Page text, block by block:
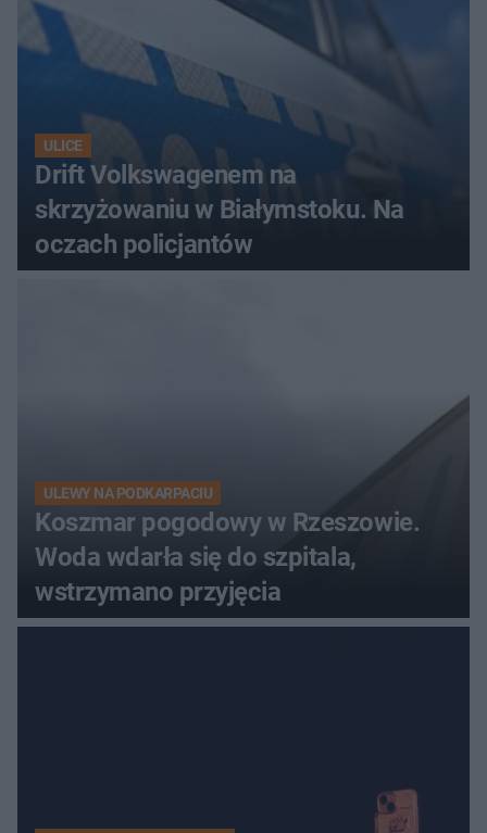
ULICE
Drift Volkswagenem na
skrzyżowaniu w Białymstoku. Na
oczach policjantów
ULEWY NA PODKARPACIU
Koszmar pogodowy w Rzeszowie.
Woda wdarła się do szpitala,
wstrzymano przyjęcia